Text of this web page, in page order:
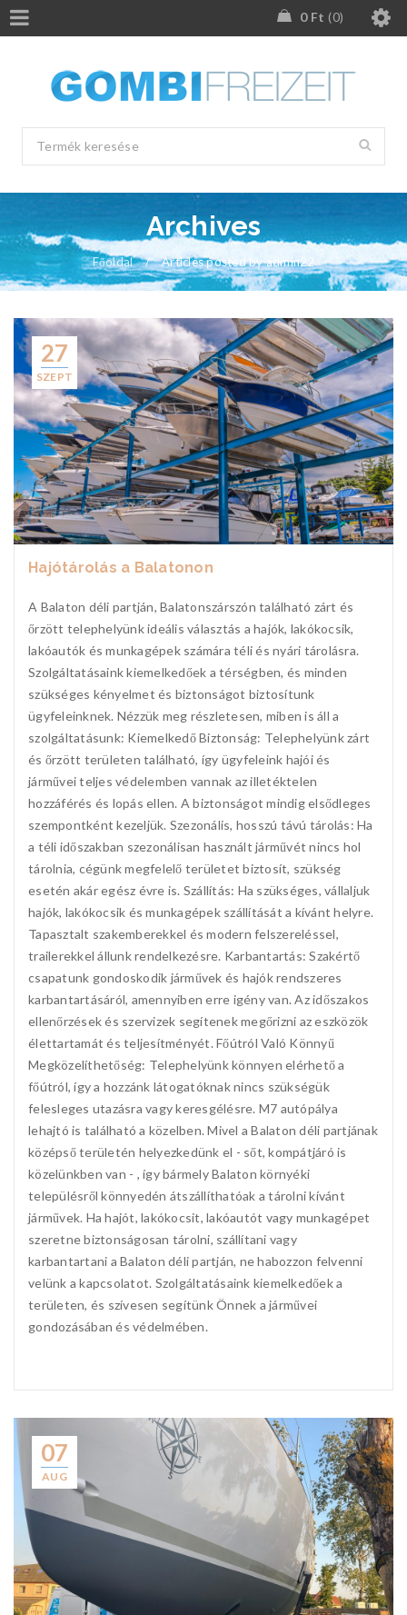
0 Ft 0
Archives
Főoldal / Articles posted by admin22
27
SZEPT
Hajótárolás a Balatonon
A Balaton déli partján, Balatonszárszón található zárt és
őrzött telephelyünk ideális választás a hajók, lakókocsik,
lakóautók és munkagépek számára téli és nyári tárolásra.
Szolgáltatásaink kiemelkedőek a térségben, és minden
szükséges kényelmet és biztonságot biztosítunk
ügyfeleinknek. Nézzük meg részletesen, miben is áll a
szolgáltatásunk: Kiemelkedő Biztonság: Telephelyünk zárt
és őrzött területen található, így ügyfeleink hajói és
járművei teljes védelemben vannak az illetéktelen
hozzáférés és lopás ellen. A biztonságot mindig elsődleges
szempontként kezeljük. Szezonális, hosszú távú tárolás: Ha
a téli időszakban szezonálisan használt járművét nincs hol
tárolnia, cégünk megfelelő területet biztosít, szükség
esetén akár egész évre is. Szállítás: Ha szükséges, vállaljuk
hajók, lakókocsik és munkagépek szállítását a kívánt helyre.
Tapasztalt szakemberekkel és modern felszereléssel,
trailerekkel állunk rendelkezésre. Karbantartás: Szakértő
csapatunk gondoskodik járművek és hajók rendszeres
karbantartásáról, amennyiben erre igény van. Az időszakos
ellenőrzések és szervizek segítenek megőrizni az eszközök
élettartamát és teljesítményét. Főútról Való Könnyű
Megközelíthetőség: Telephelyünk könnyen elérhető a
főútról, így a hozzánk látogatóknak nincs szükségük
felesleges utazásra vagy keresgélésre. M7 autópálya
lehajtó is található a közelben. Mivel a Balaton déli partjának
középső területén helyezkedünk el - sőt, kompátjáró is
közelünkben van - , így bármely Balaton környéki
településről könnyedén átszállíthatóak a tárolni kívánt
járművek. Ha hajót, lakókocsit, lakóautót vagy munkagépet
szeretne biztonságosan tárolni, szállítani vagy
karbantartani a Balaton déli partján, ne habozzon felvenni
velünk a kapcsolatot. Szolgáltatásaink kiemelkedőek a
területen, és szívesen segítünk Önnek a járművei
gondozásában és védelmében.
07
AUG